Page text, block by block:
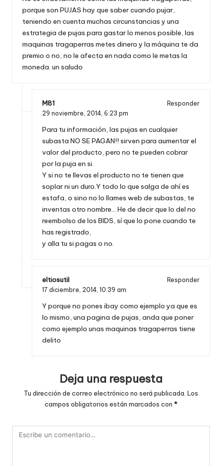
porque son PUJAS hay que saber cuando pujar,
teniendo en cuenta muchas circunstancias y una
estrategia de pujas para gastar lo menos posible, las
maquinas tragaperras metes dinero y la máquina te da
premio o no, no le afecta en nada como le metas la
moneda. un saludo
M81
Responder
29 noviembre, 2014, 6:23 pm
Para tu información, las pujas en cualquier
subasta NO SE PAGAN!! sirven para aumentar el
valor del producto, pero no te pueden cobrar
por la puja en si.
Y si no te llevas el producto no te tienen que
soplar ni un duro.Y todo lo que salga de ahí es
estafa, o sino no lo llames web de subastas, te
inventas otro nombre… He de decir que lo del no
reembolso de los BIDS, sí que lo pone cuando te
has registrado,
y alla tu si pagas o no.
eltiosutil
Responder
17 diciembre, 2014, 10:39 am
Y porque no pones ibay como ejemplo ya que es
lo mismo, una pagina de pujas, anda que poner
como ejemplo unas maquinas tragaperras tiene
delito
Deja una respuesta
Tu dirección de correo electrónico no será publicada. Los
campos obligatorios están marcados con *